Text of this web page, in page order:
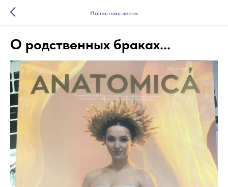
Новостная лента
О родственных браках...